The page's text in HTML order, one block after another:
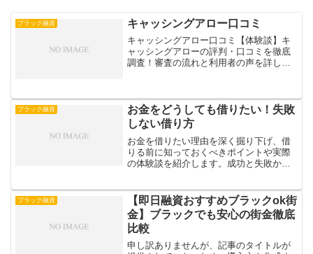
ブラック融資 キャッシングアロー口コミ
キャッシングアロー口コミ【体験談】キ
ャッシングアローの評判・口コミを徹底
調査！審査の流れと利用者の声を詳しく
心して利用できる理由や、審査・対応の
高評価ポイントを詳しく紹...
ブラック融資
お金をどうしても借りたい！失敗
しない借り方
お金を借りたい理由を深く掘り下げ、借
りる前に知っておくべきポイントや実際
の体験談を紹介します。成功と失敗から
ブラック融資
【即日融資おすすめブラックok街
金】ブラックでも安心の街金徹底
比較
申し訳ありませんが、記事のタイトルが